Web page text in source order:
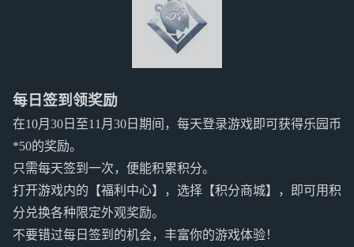
每日签到领奖励
在10月30日至11月30日期间，每天登录游戏即可获得乐园币
*50的奖励。
只需每天签到一次，便能积累积分。
打开游戏内的【福利中心】，选择【积分商城】，即可用积
分兑换各种限定外观奖励。
不要错过每日签到的机会，丰富你的游戏体验！